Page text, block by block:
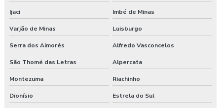
Ijaci Imbé de Minas
Varjão de Minas Luisburgo
Serra dos Aimorés Alfredo Vasconcelos
São Thomé das Letras Alpercata
Montezuma Riachinho
Dionísio Estrela do Sul